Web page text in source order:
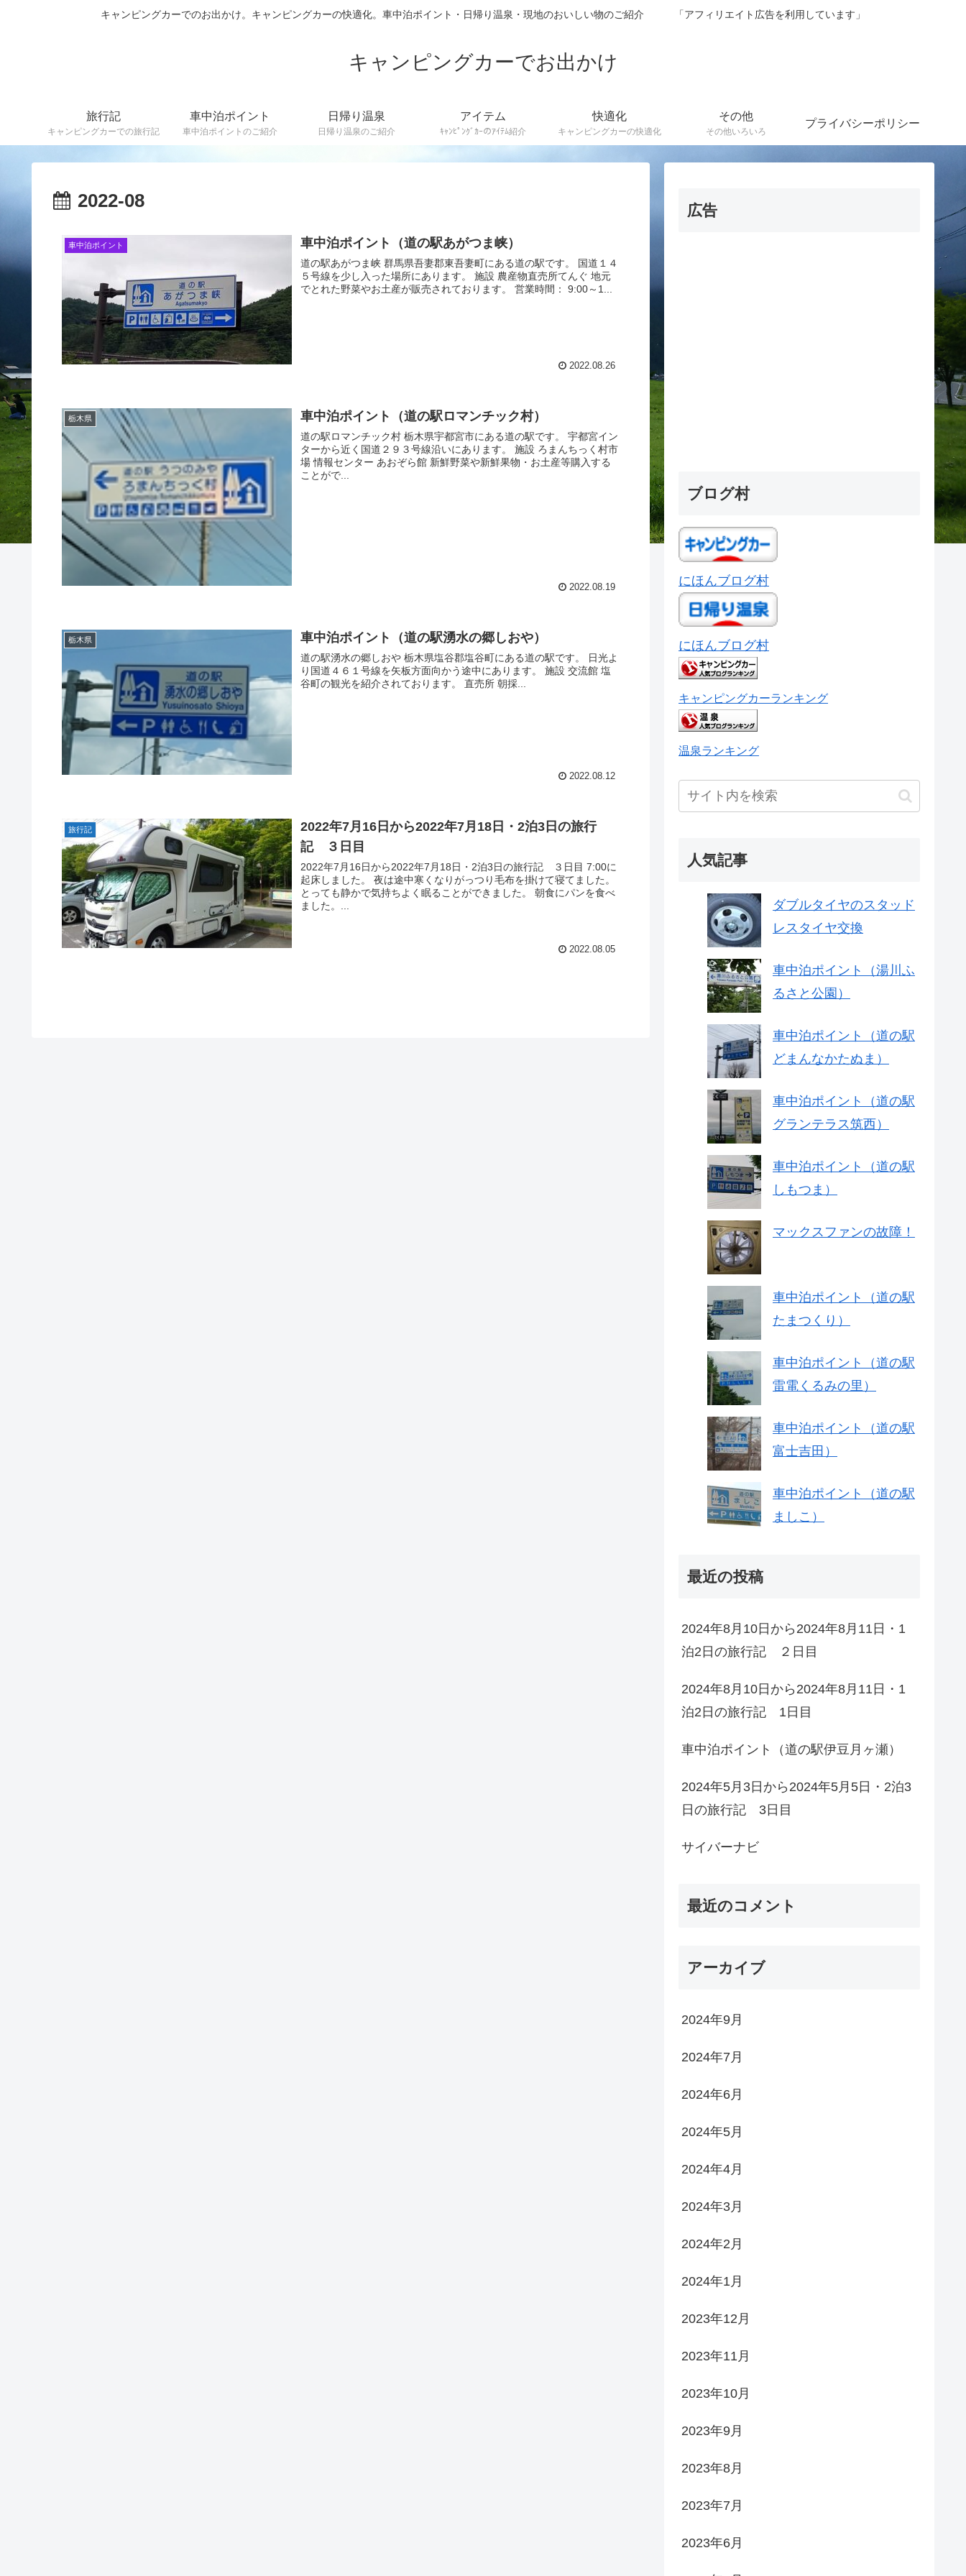
キャンピングカーでのお出かけ。キャンピングカーの快適化。車中泊ポイント・日帰り温泉・現地のおいしい物のご紹介 「アフィリエイト広告を利用しています」
キャンピングカーでお出かけ
旅行記
キャンピングカーでの旅行記
車中泊ポイント
車中泊ポイントのご紹介
日帰り温泉
日帰り温泉のご紹介
アイテム
ｷｬﾝﾋﾟﾝｸﾞｶｰのｱｲﾃﾑ紹介
快適化
キャンピングカーの快適化
その他
その他いろいろ
プライバシーポリシー
2022-08
車中泊ポイント 車中泊ポイント（道の駅あがつま峡）
道の駅あがつま峡 群馬県吾妻郡東吾妻町にある道の駅です。 国道１４
５号線を少し入った場所にあります。 施設 農産物直売所てんぐ 地元
でとれた野菜やお土産が販売されております。 営業時間： 9:00～1...
2022.08.26
栃木県 車中泊ポイント（道の駅ロマンチック村）
道の駅ロマンチック村 栃木県宇都宮市にある道の駅です。 宇都宮イン
ターから近く国道２９３号線沿いにあります。 施設 ろまんちっく村市
場 情報センター あおぞら館 新鮮野菜や新鮮果物・お土産等購入する
ことがで...
2022.08.19
栃木県 車中泊ポイント（道の駅湧水の郷しおや）
道の駅湧水の郷しおや 栃木県塩谷郡塩谷町にある道の駅です。 日光よ
り国道４６１号線を矢板方面向かう途中にあります。 施設 交流館 塩
谷町の観光を紹介されております。 直売所 朝採...
2022.08.12
旅行記
2022年7月16日から2022年7月18日・2泊3日の旅行
記 ３日目
2022年7月16日から2022年7月18日・2泊3日の旅行記 ３日目 7:00に
起床しました。 夜は途中寒くなりがっつり毛布を掛けて寝てました。
とっても静かで気持ちよく眠ることができました。 朝食にパンを食べ
ました。...
2022.08.05
広告
ブログ村
にほんブログ村
にほんブログ村
キャンピングカーランキング
温泉ランキング
人気記事
ダブルタイヤのスタッド
レスタイヤ交換
車中泊ポイント（湯川ふ
るさと公園）
車中泊ポイント（道の駅
どまんなかたぬま）
車中泊ポイント（道の駅
グランテラス筑西）
車中泊ポイント（道の駅
しもつま）
マックスファンの故障！
車中泊ポイント（道の駅
たまつくり）
車中泊ポイント（道の駅
雷電くるみの里）
車中泊ポイント（道の駅
富士吉田）
車中泊ポイント（道の駅
ましこ）
最近の投稿
2024年8月10日から2024年8月11日・1
泊2日の旅行記 ２日目
2024年8月10日から2024年8月11日・1
泊2日の旅行記 1日目
車中泊ポイント（道の駅伊豆月ヶ瀬）
2024年5月3日から2024年5月5日・2泊3
日の旅行記 3日目
サイバーナビ
最近のコメント
アーカイブ
2024年9月
2024年7月
2024年6月
2024年5月
2024年4月
2024年3月
2024年2月
2024年1月
2023年12月
2023年11月
2023年10月
2023年9月
2023年8月
2023年7月
2023年6月